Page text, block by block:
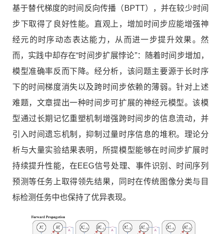
基于替代梯度的时间反向传播（BPTT），并在较少时间
步下取得了良好性能。直观上，增加时间步应能增强神
经元的时序动态表达能力，从而进一步提升效果。然
而，实践中却存在“时间步扩展悖论”：随着时间步增加，
模型准确率反而下降。经分析，该问题主要源于长时序
下的时间梯度消失以及跨时间步依赖的薄弱。针对上述
难题，文章提出一种时间步可扩展的神经元模型。该模
型通过长期记忆重塑机制增强跨时间步的信息流动，并
引入时间遗忘机制，抑制过量时序信息的堆积。理论分
析与大量实验结果表明，所提模型能够在时间步扩展时
持续提升性能，在EEG信号处理、事件识别、时间序列
预测等任务上取得领先结果，同时在传统图像分类与目
标检测任务中也保持了优异表现。